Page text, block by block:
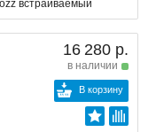
встраиваемый
16 280 р.
в наличии
В корзину